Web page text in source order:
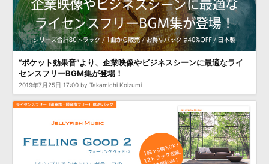
“ポケット効果音”より、企業映像やビジネスシーンに最適なライ
センスフリーBGM集が登場！
2019年7月25日 17:00 by Takamichi Koizumi